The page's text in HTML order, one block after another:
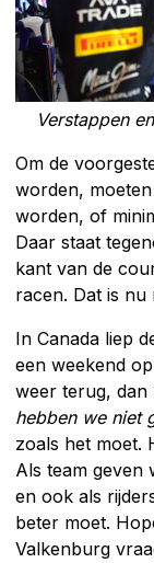
Verstappen
Om de
worden,
worden, of
Daar staat
kant van de
racen. Dat is nu
In Canada liep
een weekend
weer terug, dan
hebben we niet
zoals het moet.
Als team geven
en ook als
beter moet.
Valkenburg